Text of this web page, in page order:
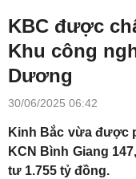
KBC được
Khu công
Dương
30/06/2025 06:42
Kinh Bắc vừa được
KCN Bình Giang
tư 1.755 tỷ đồng.